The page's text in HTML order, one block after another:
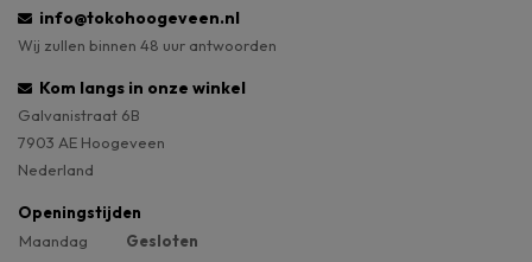
info@tokohoogeveen.nl
Wij zullen binnen 48 uur antwoorden
Kom langs in onze winkel
Galvanistraat 6B
7903 AE Hoogeveen
Nederland
Openingstijden
Maandag
Gesloten